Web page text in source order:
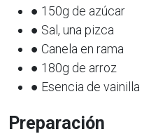
● 150g de azúcar
● Sal, una pizca
● Canela en rama
● 180g de arroz
● Esencia de vainilla
Preparación